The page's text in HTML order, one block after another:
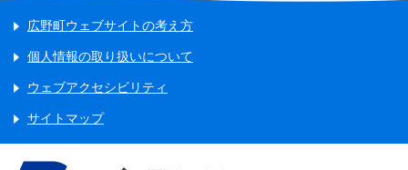
広野町ウェブサイトの考え方
個人情報の取り扱いについて
ウェブアクセシビリティ
サイトマップ